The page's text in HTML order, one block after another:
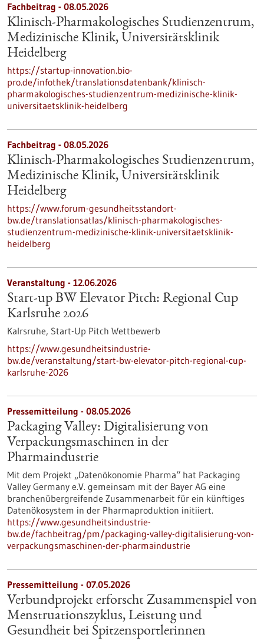
Fachbeitrag - 08.05.2026
Klinisch-Pharmakologisches Studienzentrum,
Medizinische Klinik, Universitätsklinik
Heidelberg
https://startup-innovation.bio-
pro.de/infothek/translationsdatenbank/klinisch-
pharmakologisches-studienzentrum-medizinische-klinik-
universitaetsklinik-heidelberg
Fachbeitrag - 08.05.2026
Klinisch-Pharmakologisches Studienzentrum,
Medizinische Klinik, Universitätsklinik
Heidelberg
https://www.forum-gesundheitsstandort-
bw.de/translationsatlas/klinisch-pharmakologisches-
studienzentrum-medizinische-klinik-universitaetsklinik-
heidelberg
Veranstaltung - 12.06.2026
Start-up BW Elevator Pitch: Regional Cup
Karlsruhe 2026
Kalrsruhe, Start-Up Pitch Wettbewerb
https://www.gesundheitsindustrie-
bw.de/veranstaltung/start-bw-elevator-pitch-regional-cup-
karlsruhe-2026
Pressemitteilung - 08.05.2026
Packaging Valley: Digitalisierung von
Verpackungsmaschinen in der
Pharmaindustrie
Mit dem Projekt „Datenökonomie Pharma“ hat Packaging
Valley Germany e.V. gemeinsam mit der Bayer AG eine
branchenübergreifende Zusammenarbeit für ein künftiges
Datenökosystem in der Pharmaproduktion initiiert.
https://www.gesundheitsindustrie-
bw.de/fachbeitrag/pm/packaging-valley-digitalisierung-von-
verpackungsmaschinen-der-pharmaindustrie
Pressemitteilung - 07.05.2026
Verbundprojekt erforscht Zusammenspiel von
Menstruationszyklus, Leistung und
Gesundheit bei Spitzensportlerinnen